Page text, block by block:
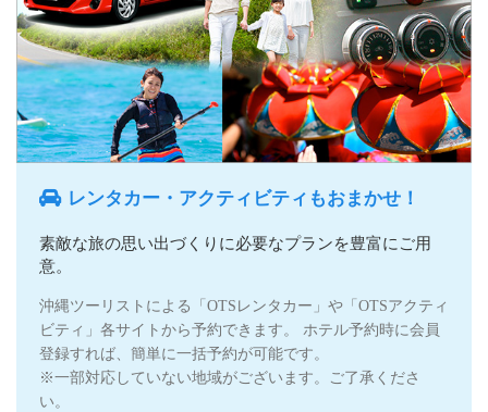
レンタカー・アクティビティもおまかせ！
素敵な旅の思い出づくりに必要なプランを豊富にご用
意。
沖縄ツーリストによる「OTSレンタカー」や「OTSアクティ
ビティ」各サイトから予約できます。 ホテル予約時に会員
登録すれば、簡単に一括予約が可能です。
※一部対応していない地域がございます。ご了承くださ
い。